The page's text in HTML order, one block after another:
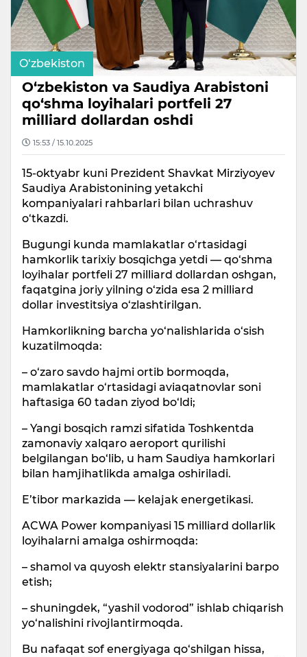
O‘zbekiston
O‘zbekiston va Saudiya Arabistoni
qo‘shma loyihalari portfeli 27
milliard dollardan oshdi
15:53 / 15.10.2025
15-oktyabr kuni Prezident Shavkat Mirziyoyev
Saudiya Arabistonining yetakchi
kompaniyalari rahbarlari bilan uchrashuv
o‘tkazdi.
Bugungi kunda mamlakatlar o‘rtasidagi
hamkorlik tarixiy bosqichga yetdi — qo‘shma
loyihalar portfeli 27 milliard dollardan oshgan,
faqatgina joriy yilning o‘zida esa 2 milliard
dollar investitsiya o‘zlashtirilgan.
Hamkorlikning barcha yo‘nalishlarida o‘sish
kuzatilmoqda:
– o‘zaro savdo hajmi ortib bormoqda,
mamlakatlar o‘rtasidagi aviaqatnovlar soni
haftasiga 60 tadan ziyod bo‘ldi;
– Yangi bosqich ramzi sifatida Toshkentda
zamonaviy xalqaro aeroport qurilishi
belgilangan bo‘lib, u ham Saudiya hamkorlari
bilan hamjihatlikda amalga oshiriladi.
E’tibor markazida — kelajak energetikasi.
ACWA Power kompaniyasi 15 milliard dollarlik
loyihalarni amalga oshirmoqda:
– shamol va quyosh elektr stansiyalarini barpo
etish;
– shuningdek, “yashil vodorod” ishlab chiqarish
yo‘nalishini rivojlantirmoqda.
Bu nafaqat sof energiyaga qo‘shilgan hissa,